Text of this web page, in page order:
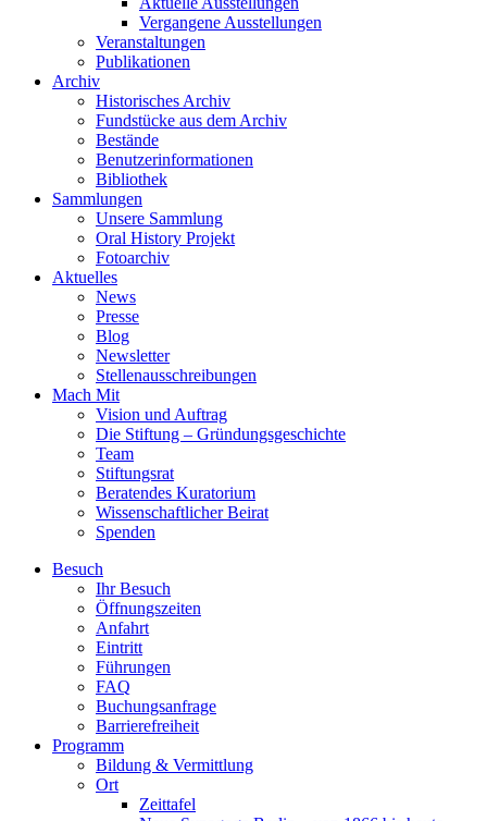
Vergangene Ausstellungen
Veranstaltungen
Publikationen
Archiv
Historisches Archiv
Fundstücke aus dem Archiv
Bestände
Benutzerinformationen
Bibliothek
Sammlungen
Unsere Sammlung
Oral History Projekt
Fotoarchiv
Aktuelles
News
Presse
Blog
Newsletter
Stellenausschreibungen
Mach Mit
Vision und Auftrag
Die Stiftung – Gründungsgeschichte
Team
Stiftungsrat
Beratendes Kuratorium
Wissenschaftlicher Beirat
Spenden
Besuch
Ihr Besuch
Öffnungszeiten
Anfahrt
Eintritt
Führungen
FAQ
Buchungsanfrage
Barrierefreiheit
Programm
Bildung & Vermittlung
Ort
Zeittafel